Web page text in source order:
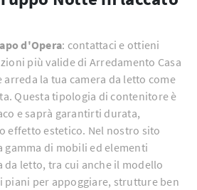
d'Opera: contattaci e ottieni
più valide di Arredamento Casa
la tua camera da letto come
Questa tipologia di contenitore è
e saprà garantirti durata,
effetto estetico. Nel nostro sito
di mobili ed elementi
da letto, tra cui anche il modello
piani per appoggiare, strutture ben